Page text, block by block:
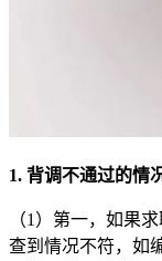
1. 背调不通过的情
（1）第一，如果
查到情况不符，如